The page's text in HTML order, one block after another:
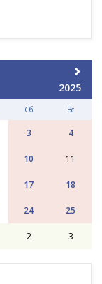
2025
Сб Вс
3 4
10 11
17 18
24 25
2 3